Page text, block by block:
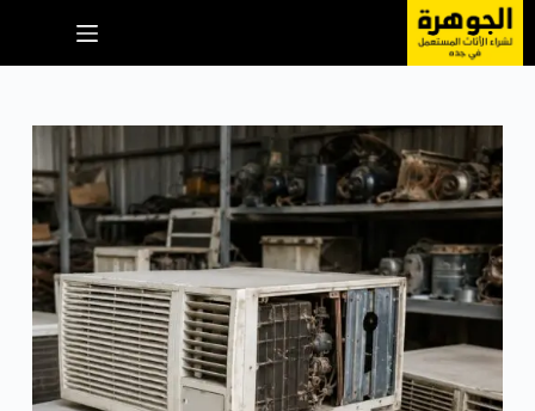
التجاوز
إلى
المحتوى